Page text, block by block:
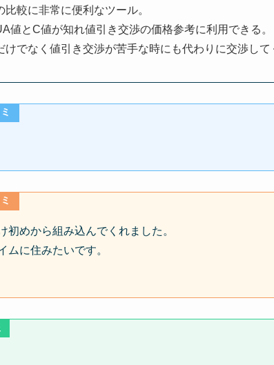
比較に非常に便利なツール。
値とC値が知れ値引き交渉の価格参考に利用できる。
けでなく値引き交渉が苦手な時にも代わりに交渉して
初めから組み込んでくれました。
ムに住みたいです。